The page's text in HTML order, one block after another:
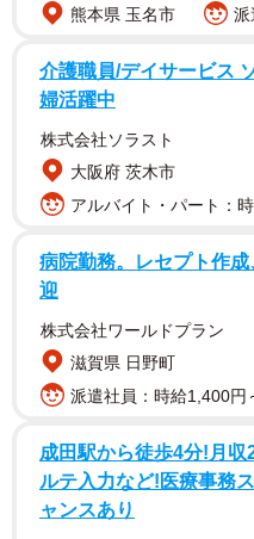
熊本県 玉名市
派
介護職員/デイサービス
婦活躍中
株式会社ソラスト
大阪府 茨木市
アルバイト・パート：
病院勤務。レセプト作
迎
株式会社ワールドプラン
滋賀県 日野町
派遣社員：時給1,400円
成田駅から徒歩4分!月
ルテ入力など!医療事務
ャンスあり